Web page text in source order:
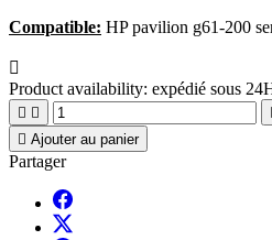
Compatible: HP pavilion g61-200

Product availability: expédié sous
 
 Ajouter au panier
Partager